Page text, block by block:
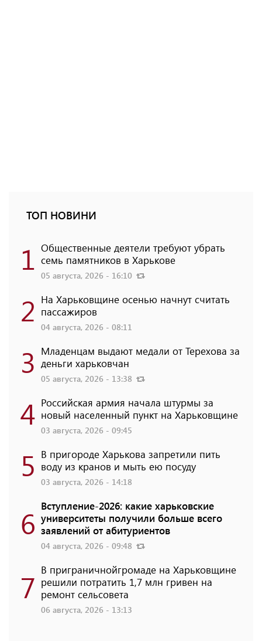
ТОП НОВИНИ
1 Общественные деятели требуют убрать
семь памятников в Харькове
05 августа, 2026 - 16:10
2 На Харьковщине осенью начнут считать
пассажиров
04 августа, 2026 - 08:11
3 Младенцам выдают медали от Терехова за
деньги харьковчан
05 августа, 2026 - 13:38
4 Российская армия начала штурмы за
новый населенный пункт на Харьковщине
03 августа, 2026 - 09:45
5 В пригороде Харькова запретили пить
воду из кранов и мыть ею посуду
03 августа, 2026 - 14:18
6 Вступление-2026: какие харьковские
университеты получили больше всего
заявлений от абитуриентов
04 августа, 2026 - 09:48
7 В приграничнойгромаде на Харьковщине
решили потратить 1,7 млн ​​гривен на
ремонт сельсовета
06 августа, 2026 - 13:13